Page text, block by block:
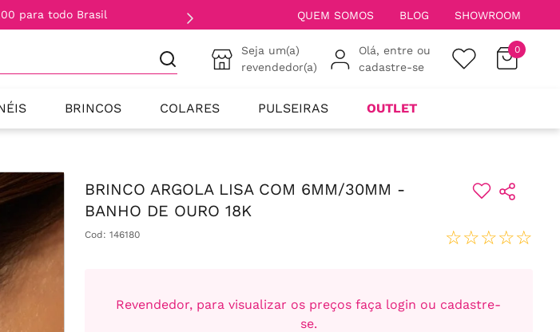
para todo Brasil QUEM SOMOS BLOG SHOWROOM
Seja um(a)
revendedor(a)
Olá, entre ou
cadastre-se
0
BRINCOS COLARES PULSEIRAS OUTLET
BRINCO ARGOLA LISA COM 6MM/30MM -
BANHO DE OURO 18K
Cod: 146180 ☆☆☆☆☆
Revendedor, para visualizar os preços faça login ou cadastre-
se.